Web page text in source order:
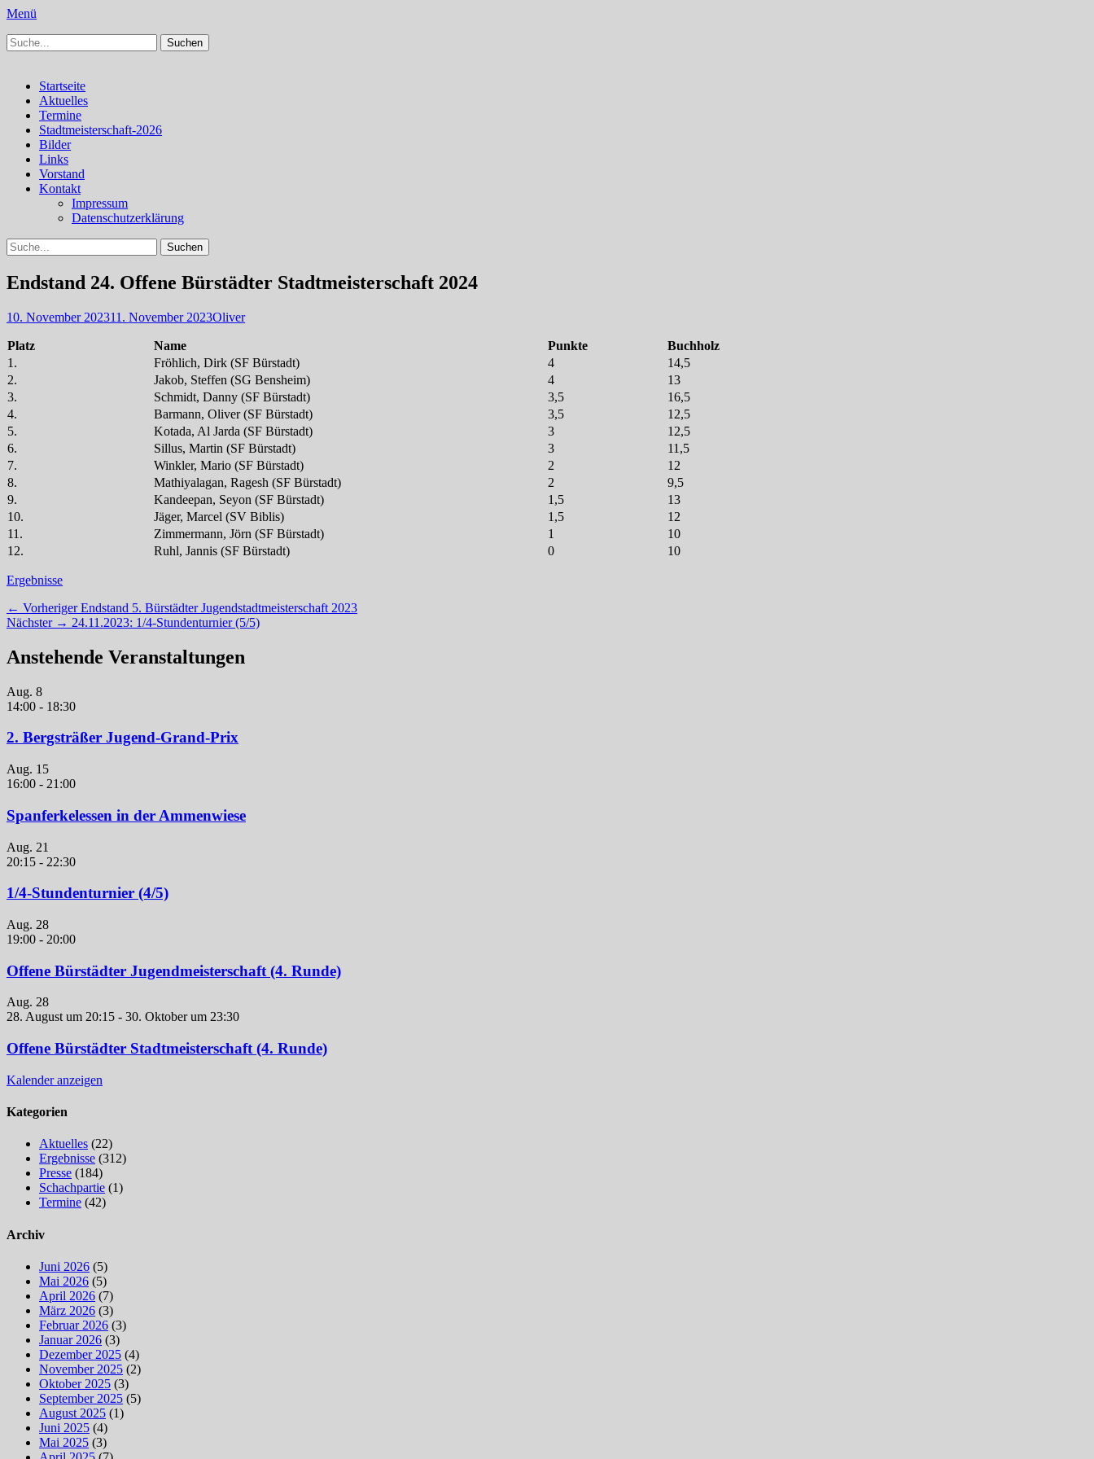
Menü
Schachfreunde Bürstadt
Schachfreunde im Web
Suchen
nach:
Primäres
Menü
Zum
Inhalt
springen
Startseite
Aktuelles
Termine
Stadtmeisterschaft-2026
Bilder
Links
Vorstand
Kontakt
Impressum
Datenschutzerklärung
Suchen
Suchen
nach:
Endstand 24. Offene Bürstädter Stadtmeisterschaft 2024
Veröffentlicht
10. November 202311. November 2023Autor
Oliver
Platz Name Punkte
Buchholz
1.
Fröhlich, Dirk (SF Bürstadt) 4
14,5
2.
Jakob, Steffen (SG Bensheim) 4
13
3.
Schmidt, Danny (SF Bürstadt) 3,5
16,5
4.
Barmann, Oliver (SF Bürstadt) 3,5
12,5
5.
Kotada, Al Jarda (SF Bürstadt) 3
12,5
6.
Sillus, Martin (SF Bürstadt) 3
11,5
7.
Winkler, Mario (SF Bürstadt) 2
12
8.
Mathiyalagan, Ragesh (SF Bürstadt) 2
9,5
9.
Kandeepan, Seyon (SF Bürstadt) 1,5
13
10.
Jäger, Marcel (SV Biblis) 1,5
12
11.
Zimmermann, Jörn (SF Bürstadt) 1
10
12.
Ruhl, Jannis (SF Bürstadt) 0 10
Kategorien
Ergebnisse
Beitragsnavigation
← Vorheriger Vorheriger
Beitrag:
Endstand 5. Bürstädter Jugendstadtmeisterschaft 2023
Nächster → Nächster
24.11.2023: 1/4-Stundenturnier (5/5)
Anstehende Veranstaltungen
Aug. 8
14:00 - 18:30
2. Bergsträßer Jugend-Grand-Prix
Aug. 15
16:00 - 21:00
Spanferkelessen in der Ammenwiese
Aug. 21
20:15 - 22:30
1/4-Stundenturnier (4/5)
Aug. 28
19:00 - 20:00
Offene Bürstädter Jugendmeisterschaft (4. Runde)
Aug. 28
28. August um 20:15 - 30. Oktober um 23:30
Offene Bürstädter Stadtmeisterschaft (4. Runde)
Kalender anzeigen
Kategorien
Aktuelles (22)
Ergebnisse (312)
Presse (184)
Schachpartie (1)
Termine (42)
Archiv
Juni 2026 (5)
Mai 2026 (5)
April 2026 (7)
März 2026 (3)
Februar 2026 (3)
Januar 2026 (3)
Dezember 2025 (4)
November 2025 (2)
Oktober 2025 (3)
September 2025 (5)
August 2025 (1)
Juni 2025 (4)
Mai 2025 (3)